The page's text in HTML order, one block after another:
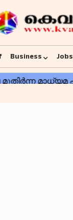
Business Jobs